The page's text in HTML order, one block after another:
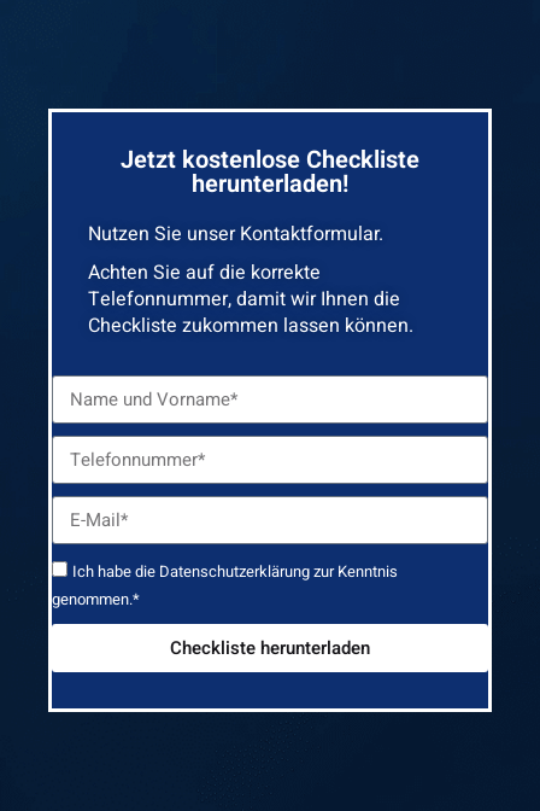
Jetzt kostenlose Checkliste
herunterladen!
Nutzen Sie unser Kontaktformular.
Achten Sie auf die korrekte
Telefonnummer, damit wir Ihnen die
Checkliste zukommen lassen können.
Ich habe die Datenschutzerklärungzur Kenntnis
genommen.*
Checkliste herunterladen